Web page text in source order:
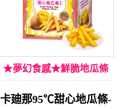
★夢幻食感★鮮脆地瓜條
卡廸那95℃甜心地瓜條-